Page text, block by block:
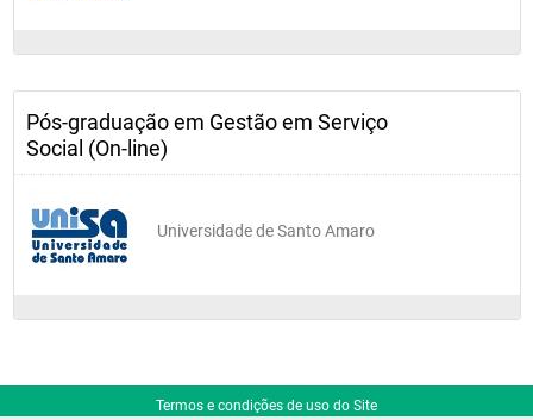
Pós-graduação em Gestão em Serviço
Social (On-line)
Universidade de Santo Amaro
Termos e condições de uso do Site